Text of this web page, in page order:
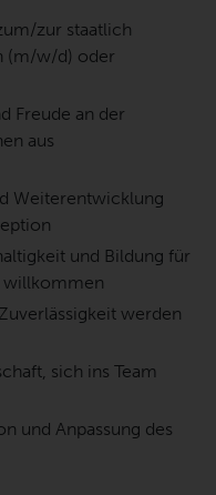
zur staatlich
(m/w/d) oder
Freude an der
aus
Weiterentwicklung
und Bildung für
willkommen
werden
sich ins Team
und Anpassung des